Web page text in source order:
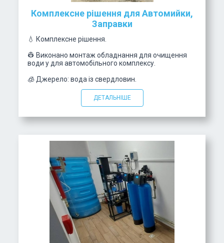
Комплексне рішення для Автомийки,
Заправки
💧 Комплексне рішення.
👷 Виконано монтаж обладнання для очищення
води у для автомобільного комплексу.
🧊 Джерело: вода із свердловин.
ДЕТАЛЬНІШЕ